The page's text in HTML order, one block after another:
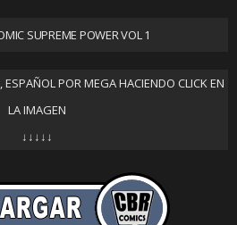
SUPREME POWER VOL 1
ESPAÑOL POR MEGA HACIENDO CLICK EN
LA IMAGEN
↓↓↓↓↓